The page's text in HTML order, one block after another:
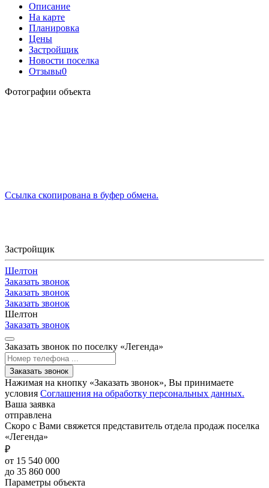
Описание
На карте
Планировка
Цены
Застройщик
Новости поселка
Отзывы0
Фотографии объекта
Ссылка скопирована в буфер обмена.
Застройщик
Шелтон
Заказать звонок
Заказать звонок
Заказать звонок
Шелтон
Заказать звонок
Заказать звонок по поселку «Легенда»
Заказать звонок
Нажимая на кнопку «Заказать звонок», Вы принимаете
условия Соглашения на обработку персональных данных.
Ваша заявка
отправлена
Скоро с Вами свяжется представитель отдела продаж поселка
«Легенда»
₽
от 15 540 000
до 35 860 000
Параметры объекта